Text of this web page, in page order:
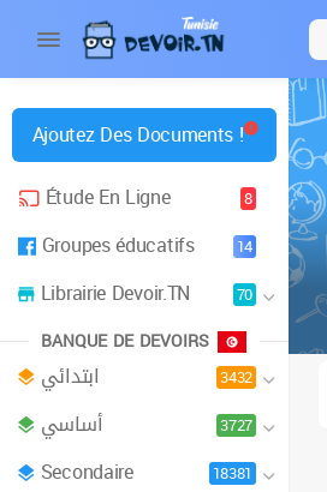
Ajoutez Des Documents !
Étude En Ligne
8
Groupes éducatifs 14
Librairie Devoir.TN 70
BANQUE DE DEVOIRS
ابتدائي 3432
أساسي 3727
Secondaire 18381